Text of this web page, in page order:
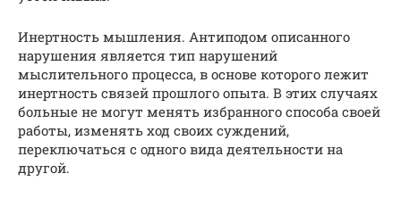
Инертность мышления. Антиподом описанного
нарушения является тип нарушений
мыслительного процесса, в основе которого лежит
инертность связей прошлого опыта. В этих случаях
больные не могут менять избранного способа своей
работы, изменять ход своих суждений,
переключаться с одного вида деятельности на
другой.